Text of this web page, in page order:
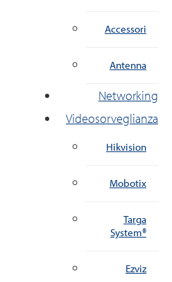
Accessori
Antenna
Networking
Videosorveglianza
Hikvision
Mobotix
Targa
System®
Ezviz